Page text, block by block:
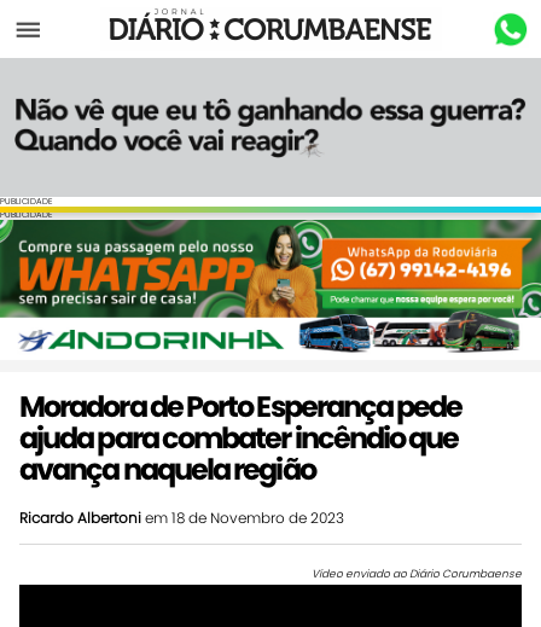
Menu
PUBLICIDADE
PUBLICIDADE
Moradora de Porto Esperança pede
ajuda para combater incêndio que
avança naquela região
Ricardo Albertoniem 18 de Novembro de 2023
Vídeo enviado ao Diário Corumbaense